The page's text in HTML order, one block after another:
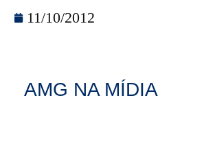
11/10/2012
AMG NA MÍDIA